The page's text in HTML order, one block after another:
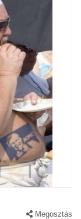
Megosztás